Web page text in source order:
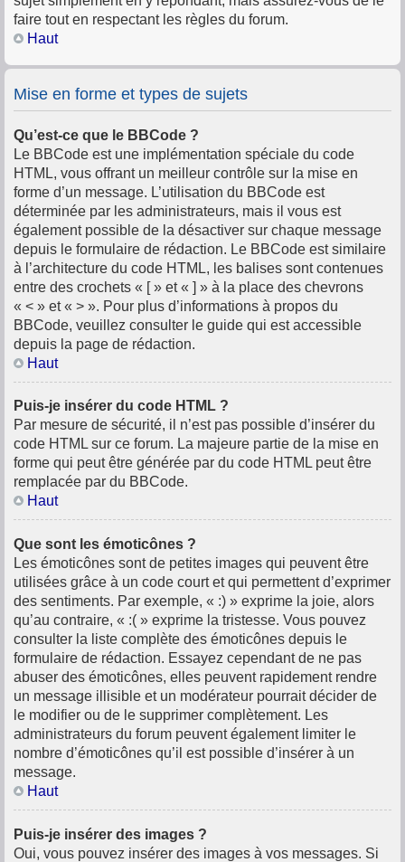
faire tout en respectant les règles du forum.
Haut
Mise en forme et types de sujets
Qu’est-ce que le BBCode ?
Le BBCode est une implémentation spéciale du code
HTML, vous offrant un meilleur contrôle sur la mise en
forme d’un message. L’utilisation du BBCode est
déterminée par les administrateurs, mais il vous est
également possible de la désactiver sur chaque message
depuis le formulaire de rédaction. Le BBCode est similaire
à l’architecture du code HTML, les balises sont contenues
entre des crochets « [ » et « ] » à la place des chevrons
« < » et « > ». Pour plus d’informations à propos du
BBCode, veuillez consulter le guide qui est accessible
depuis la page de rédaction.
Haut
Puis-je insérer du code HTML ?
Par mesure de sécurité, il n’est pas possible d’insérer du
code HTML sur ce forum. La majeure partie de la mise en
forme qui peut être générée par du code HTML peut être
remplacée par du BBCode.
Haut
Que sont les émoticônes ?
Les émoticônes sont de petites images qui peuvent être
utilisées grâce à un code court et qui permettent d’exprimer
des sentiments. Par exemple, « :) » exprime la joie, alors
qu’au contraire, « :( » exprime la tristesse. Vous pouvez
consulter la liste complète des émoticônes depuis le
formulaire de rédaction. Essayez cependant de ne pas
abuser des émoticônes, elles peuvent rapidement rendre
un message illisible et un modérateur pourrait décider de
le modifier ou de le supprimer complètement. Les
administrateurs du forum peuvent également limiter le
nombre d’émoticônes qu’il est possible d’insérer à un
message.
Haut
Puis-je insérer des images ?
Oui, vous pouvez insérer des images à vos messages. Si